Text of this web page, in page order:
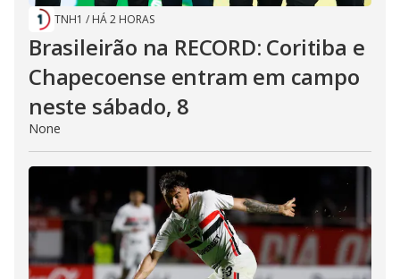
TNH1 / HÁ 2 HORAS
Brasileirão na RECORD: Coritiba e
Chapecoense entram em campo
neste sábado, 8
None